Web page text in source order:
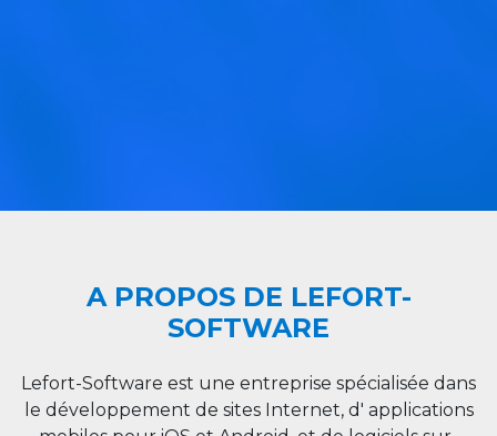
A PROPOS DE LEFORT-
SOFTWARE
Lefort-Software est une entreprise spécialisée dans
le développement de sites Internet, d' applications